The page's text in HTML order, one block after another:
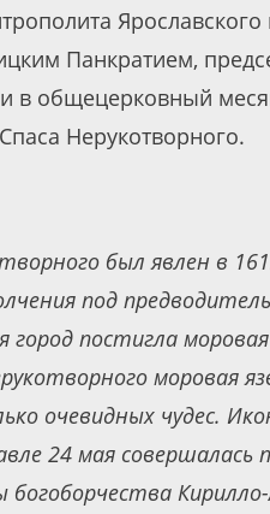
Панкратием,
в общецерковный
Нерукотворного.
был явлен в
под
постигла моровая
моровая
очевидных чудес.
24 мая совершалась
богоборчества